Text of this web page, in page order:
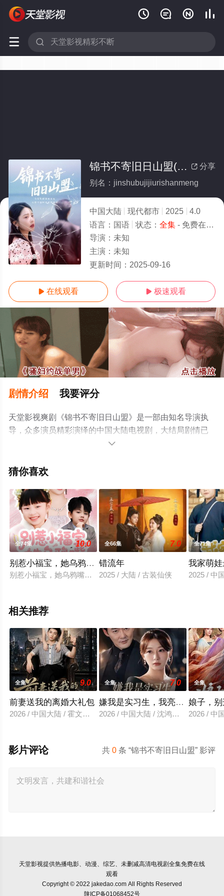
   
 
全集/全集
 分享
锦书不寄旧日山盟(全集)
别名：jinshubujijiurishanmeng
中国大陆 现代都市 2025
4.0
语言： 国语 状态： 全集- 免费在线观看
导演： 未知
主演： 未知
更新时间： 2025-09-16
 在线观看  极速观看
剧情介绍 我要评分
天堂影视爽剧《锦书不寄旧日山盟》是一部由知名导演执
导，众多演员精彩演绎的中国大陆电视剧，大结局剧情已
揭晓（全集），手机免费观看高清无删减完整版电视剧全
信息可移步至豆瓣电视剧、电视猫或剧情网等平台了解。

猜你喜欢
全74集 10.0
别惹小福宝，她乌鸦嘴又显灵了
别惹小福宝，她乌鸦嘴又显灵了
全66集 7.0
错流年
2025 / 大陆 / 古装仙侠
全71集
我家萌
2025 / 中
相关推荐
全集 9.0
前妻送我的离婚大礼包
2026 / 中国大陆 / 霍文琦＆雷小米
全集 7.0
嫌我是实习生，我亮出老板身份
2026 / 中国大陆 / 沈鸿运＆刘亚倩
全集
娘子，
2026 / 中
共0 条 “锦书不寄旧日山盟” 影评
影片评论
天堂影视提供热播电影、动漫、综艺、未删减高清电视剧全集免费在线
观看
Copyright © 2022 jakedao.com All Rights Reserved
陕ICP备01068452号